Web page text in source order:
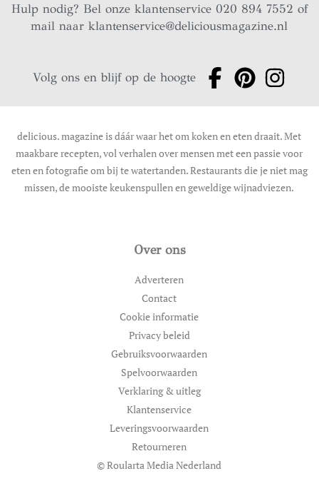
Hulp nodig? Bel onze klantenservice 020 894 7552 of
mail naarklantenservice@deliciousmagazine.nl
Volg ons en blijf op de hoogte
delicious. magazine is dáár waar het om koken en eten draait. Met
maakbare recepten, vol verhalen over mensen met een passie voor
eten en fotografie om bij te watertanden. Restaurants die je niet mag
missen, de mooiste keukenspullen en geweldige wijnadviezen.
Over ons
Adverteren
Contact
Cookie informatie
Privacy beleid
Gebruiksvoorwaarden
Spelvoorwaarden
Verklaring & uitleg
Klantenservice
Leveringsvoorwaarden
Retourneren
© Roularta Media Nederland